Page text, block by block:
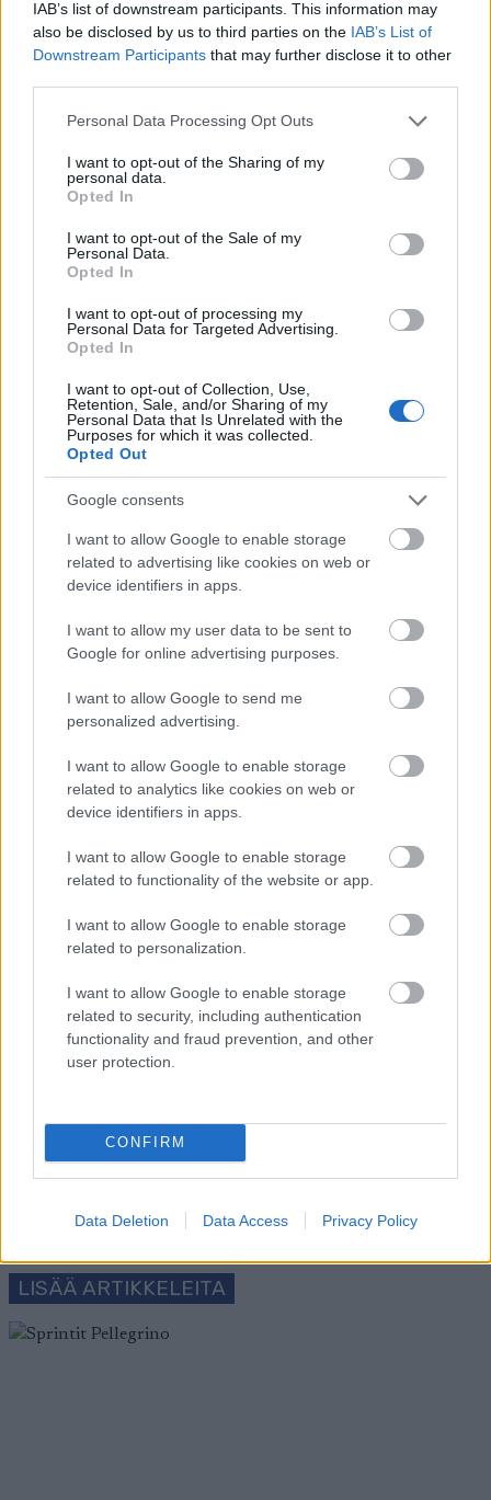
IAB’s list of downstream participants. This information may
also be disclosed by us to third parties on the IAB’s List of
Downstream Participants that may further disclose it to other
Please note that this website/app uses one or more Google
not limited to your visit or usage behaviour. You may click to
grant or deny consent to Google and its third-party tags to
use your data for below specified purposes in below Google
consent section.
Personal Data Processing Opt Outs
I want to opt-out of the Sharing of my
personal data.
Opted In
I want to opt-out of the Sale of my
Personal Data.
Opted In
I want to opt-out of processing my
Personal Data for Targeted Advertising.
Opted In
I want to opt-out of Collection, Use,
Retention, Sale, and/or Sharing of my
Personal Data that Is Unrelated with the
Purposes for which it was collected.
Opted Out
Google consents
I want to allow Google to enable storage
related to advertising like cookies on web or
device identifiers in apps.
I want to allow my user data to be sent to
Google for online advertising purposes.
I want to allow Google to send me
personalized advertising.
I want to allow Google to enable storage
related to analytics like cookies on web or
device identifiers in apps.
I want to allow Google to enable storage
related to functionality of the website or app.
I want to allow Google to enable storage
related to personalization.
I want to allow Google to enable storage
related to security, including authentication
functionality and fraud prevention, and other
user protection.
CONFIRM
Data Deletion Data Access Privacy Policy
SC Play
katsottavina englanninkielisellä selostuksella.
asiantuntijakommentaattorit kuten Petter
Eliassen ja Anders Aukland.
SC MyPages
Seuraa kilpailutuloksiasi ja kerää digitaalisia
pinssejä. SC MyPages on Ski Classics -sarjan
verkkoyhteisö niin Pro Tour -hiihtäjille kuin
kuntohiihtäjillekin. Aseta tavoitteita, haasta
ystäviäsi ja vertaile tuloksiasi.
Maastohiihto.com:n jäsenenä saat muun muassa
alan osaajilta, ravintotietoutta, mielenkiintoisia
haastatteluja ihmisiltä hiihtomaailmasta ja
kaikki live-lähetykset SC Play-
suoratoistopalvelussa. Liity siis nyt
Maastohiihto.com:n jäseneksi ja pääset hiihdon
Teksti: STT Urheilu/Teemu Virtanen
Tilaa uutiskirjeemme
LUETUIMMAT
LISÄÄ ARTIKKELEITA